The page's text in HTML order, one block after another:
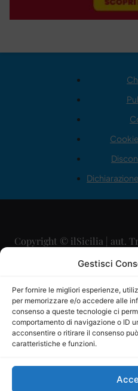
Gestisci
Per fornire le migliori esperienze,
per memorizzare e/o accedere alle
consenso a queste tecnologie ci
comportamento di navigazione o ID
acconsentire o ritirare il consenso
caratteristiche e funzioni.
Copyright © ilSicilia | aut.
29/09/
Direttore Editoriale:
Direttore
P.IVA: